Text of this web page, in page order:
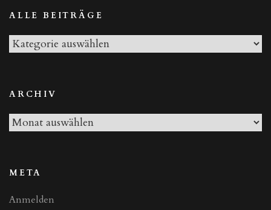
ALLE BEITRÄGE
Alle
ARCHIV
Archiv
META
Anmelden